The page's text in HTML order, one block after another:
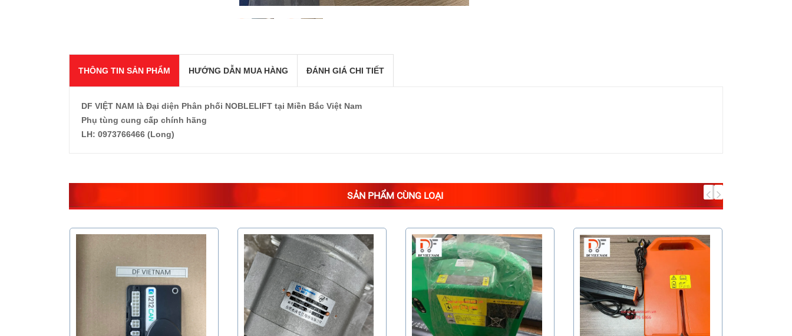
THÔNG TIN SẢN PHẨM HƯỚNG DẪN MUA HÀNG ĐÁNH GIÁ CHI TIẾT
DF VIỆT NAM là Đại diện Phân phối NOBLELIFT tại Miền Bắc Việt Nam
Phụ tùng cung cấp chính hãng
LH: 0973766466 (Long)
SẢN PHẨM CÙNG LOẠI